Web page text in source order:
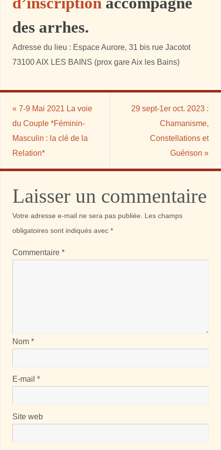
des arrhes.
Adresse du lieu : Espace Aurore, 31 bis rue Jacotot
73100 AIX LES BAINS (prox gare Aix les Bains)
« 7-9 Mai 2021 La voie
du Couple *Féminin-
Masculin : la clé de la
Relation*
29 sept-1er oct. 2023 :
Chamanisme,
Constellations et
Guérison »
Laisser un commentaire
Votre adresse e-mail ne sera pas publiée.
Les champs
obligatoires sont indiqués avec*
Commentaire*
Nom*
E-mail*
Site web